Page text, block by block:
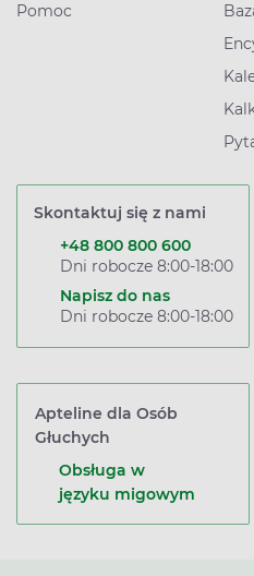
Pomoc
Skontaktuj się z nami
+48 800 800 600
Dni robocze 8:00-18:00
Napisz do nas
Dni robocze 8:00-18:00
Apteline dla Osób
Głuchych
Obsługa w
języku migowym